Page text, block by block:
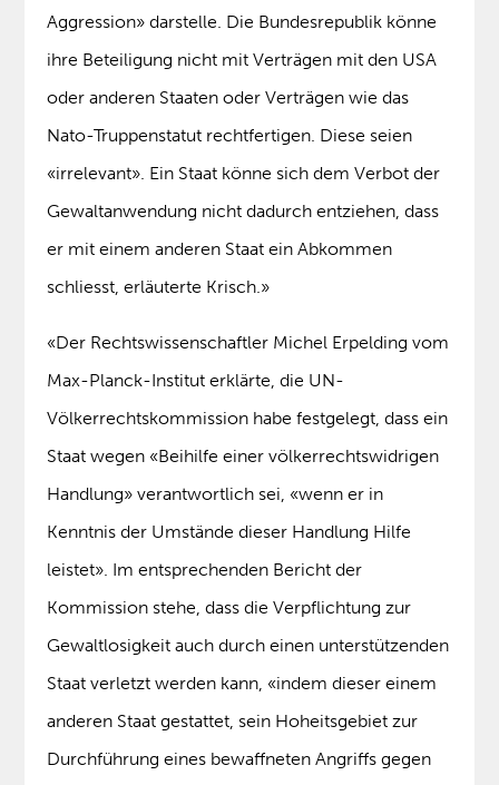
Aggression» darstelle. Die Bundesrepublik könne
ihre Beteiligung nicht mit Verträgen mit den USA
oder anderen Staaten oder Verträgen wie das
Nato-Truppenstatut rechtfertigen. Diese seien
«irrelevant». Ein Staat könne sich dem Verbot der
Gewaltanwendung nicht dadurch entziehen, dass
er mit einem anderen Staat ein Abkommen
schliesst, erläuterte Krisch.»
«Der Rechtswissenschaftler Michel Erpelding vom
Max-Planck-Institut erklärte, die UN-
Völkerrechtskommission habe festgelegt, dass ein
Staat wegen «Beihilfe einer völkerrechtswidrigen
Handlung» verantwortlich sei, «wenn er in
Kenntnis der Umstände dieser Handlung Hilfe
leistet». Im entsprechenden Bericht der
Kommission stehe, dass die Verpflichtung zur
Gewaltlosigkeit auch durch einen unterstützenden
Staat verletzt werden kann, «indem dieser einem
anderen Staat gestattet, sein Hoheitsgebiet zur
Durchführung eines bewaffneten Angriffs gegen